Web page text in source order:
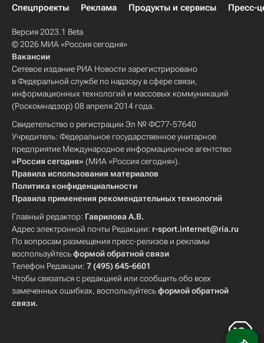
Спецпроекты
Реклама Продукты и сервисы Пресс-
Версия 2023.1 Beta
© 2026 МИА «Россия сегодня»
Вакансии
Сетевое издание РИА Новости зарегистрировано
в Федеральной службе по надзору в сфере связи,
информационных технологий и массовых коммуникаций
(Роскомнадзор) 08 апреля 2014 года.
Свидетельство о регистрации Эл № ФС77-57640
Учредитель: Федеральное государственное унитарное
предприятие Международное информационное агентство
«Россия сегодня» (МИА «Россия сегодня»).
Правила использования материалов
Политика конфиденциальности
Правила применения рекомендательных технологий
Главный редактор: Гаврилова А.В.
Адрес электронной почты Редакции: r-sport.internet@ria.ru
По вопросам размещения пресс-релизов и рекламы
воспользуйтесьформой обратной связи
Телефон Редакции: 7 (495) 645-6601
Чтобы связаться с редакцией или сообщить обо всех
замеченных ошибках, воспользуйтесьформой обратной
связи.